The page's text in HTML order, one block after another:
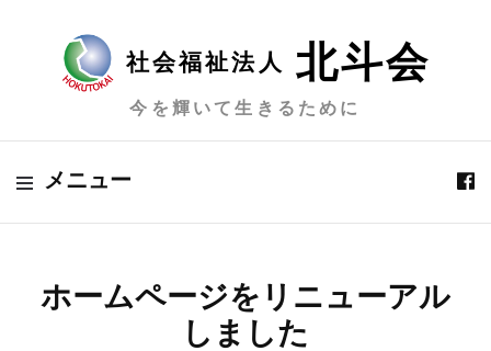
社会福祉法人 北斗会
今を輝いて生きるために
メニュー
ホームページをリニューアル
しました